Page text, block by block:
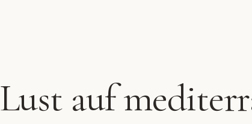
Lust auf